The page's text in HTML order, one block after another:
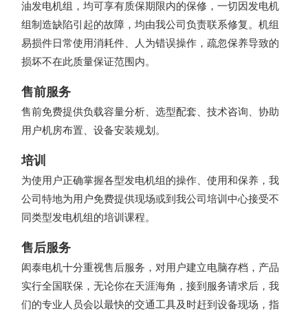
油发电机组，均可享有质保期限内的保修，一切因发电机
组制造缺陷引起的故障，均由我公司负责联系修复。机组
易损件日常使用消耗件、人为错误操作，疏忽保养导致的
损坏不在此质量保证范围内。
售前服务
售前免费提供负载容量分析、选型配套、技术咨询、协助
用户机房布置、设备安装规划。
培训
为使用户正确掌握各型发电机组的操作、使用和保养，我
公司特地为用户免费提供现场或到我公司培训中心接受不
同类型发电机组的培训课程。
售后服务
闳泰电机十分重视售后服务，对用户建立电脑存档，产品
实行全国联保，无论你在天涯海角，接到服务请求后，我
们的专业人员会以最快的交通工具及时赶到设备现场，指